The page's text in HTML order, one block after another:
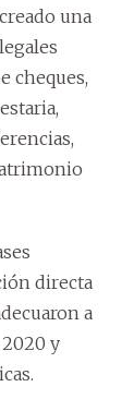
una
cheques,
directa
a
y